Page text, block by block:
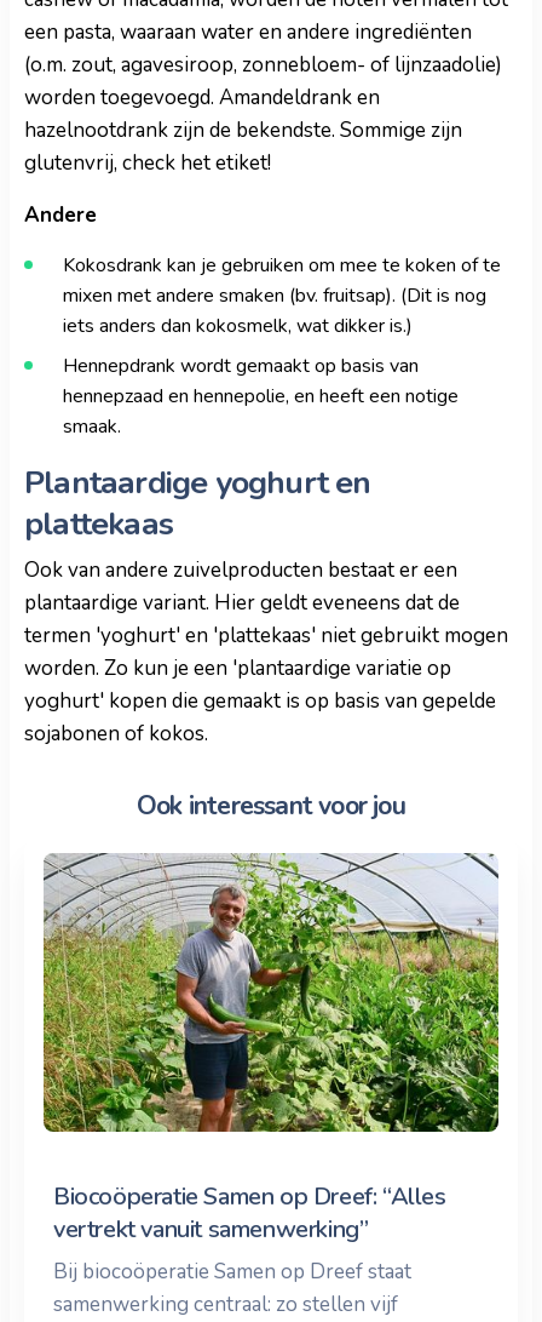
een pasta, waaraan water en andere ingrediënten
(o.m. zout, agavesiroop, zonnebloem- of lijnzaadolie)
worden toegevoegd. Amandeldrank en
hazelnootdrank zijn de bekendste. Sommige zijn
glutenvrij, check het etiket!
Andere
Kokosdrank kan je gebruiken om mee te koken of te
mixen met andere smaken (bv. fruitsap). (Dit is nog
iets anders dan kokosmelk, wat dikker is.)
Hennepdrank wordt gemaakt op basis van
hennepzaad en hennepolie, en heeft een notige
smaak.
Plantaardige yoghurt en
plattekaas
Ook van andere zuivelproducten bestaat er een
plantaardige variant. Hier geldt eveneens dat de
termen 'yoghurt' en 'plattekaas' niet gebruikt mogen
worden. Zo kun je een 'plantaardige variatie op
yoghurt' kopen die gemaakt is op basis van gepelde
sojabonen of kokos.
Ook interessant voor jou
Biocoöperatie Samen op Dreef: “Alles
vertrekt vanuit samenwerking”
Bij biocoöperatie Samen op Dreef staat
samenwerking centraal: zo stellen vijf